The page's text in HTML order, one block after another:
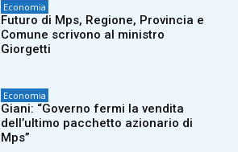
Economia
Futuro di Mps, Regione, Provincia e
Comune scrivono al ministro
Giorgetti
Economia
Giani: “Governo fermi la vendita
dell’ultimo pacchetto azionario di
Mps”